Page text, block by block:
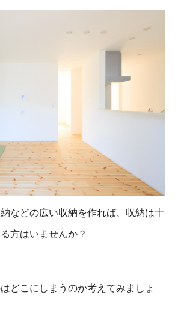
などの広い収納を作れば、収納は十
方はいませんか？
どこにしまうのか考えてみましょ